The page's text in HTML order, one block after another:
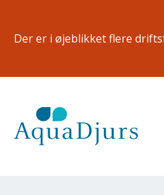
Der er i øjeblikket flere